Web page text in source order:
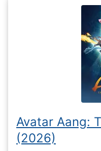
Avatar Aang:
(2026)